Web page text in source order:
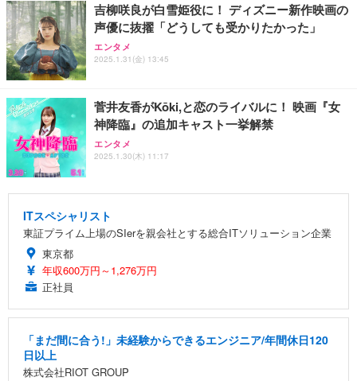
吉柳咲良が白雪姫役に！ ディズニー新作映画の
声優に抜擢「どうしても受かりたかった」
エンタメ
2025.1.31(金) 13:45
菅井友香がKōki,と恋のライバルに！ 映画『女
神降臨』の追加キャスト一挙解禁
エンタメ
2025.1.30(木) 11:17
ITスペシャリスト
東証プライム上場のSIerを親会社とする総合ITソリューション企業
東京都
年収600万円～1,276万円
正社員
「まだ間に合う!」未経験からできるエンジニア/年間休日120
日以上
株式会社RIOT GROUP